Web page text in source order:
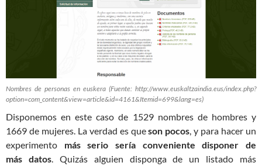
Nombres de personas en euskera (Fuente: http://www.euskaltzaindia.eus/index.php?
option=com_content&view=article&id=4161&Itemid=699&lang=es)
Disponemos en este caso de 1529 nombres de hombres y
1669 de mujeres. La verdad es queson pocos, y para hacer un
experimento más serio sería conveniente disponer de
más datos. Quizás alguien disponga de un listado más